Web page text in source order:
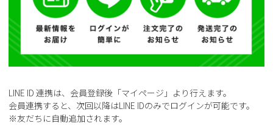
LINE ID 連携は、会員登録後「マイページ」より行えます。
会員連携すると、次回以降はLINE IDのみでログインが可能です。
※友だちに自動追加されます。